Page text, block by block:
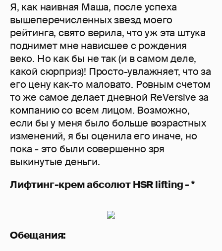
Я, как наивная Маша, после успеха
вышеперечисленных звезд моего
рейтинга, свято верила, что уж эта штука
поднимет мне нависшее с рождения
веко. Но как бы не так (и в самом деле,
какой сюрприз)! Просто-увлажняет, что за
его цену как-то маловато. Ровным счетом
то же самое делает дневной ReVersive за
компанию со всем лицом. Возможно,
если бы у меня было больше возрастных
изменений, я бы оценила его иначе, но
пока - это были совершенно зря
выкинутые деньги.
Лифтинг-крем абсолют HSR lifting - *
Обещания: